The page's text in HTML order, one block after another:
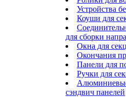
Устройства
Коуши для
для сборки
Окна для
Окончания
Панели для
Ручки для
сэндвич панелей